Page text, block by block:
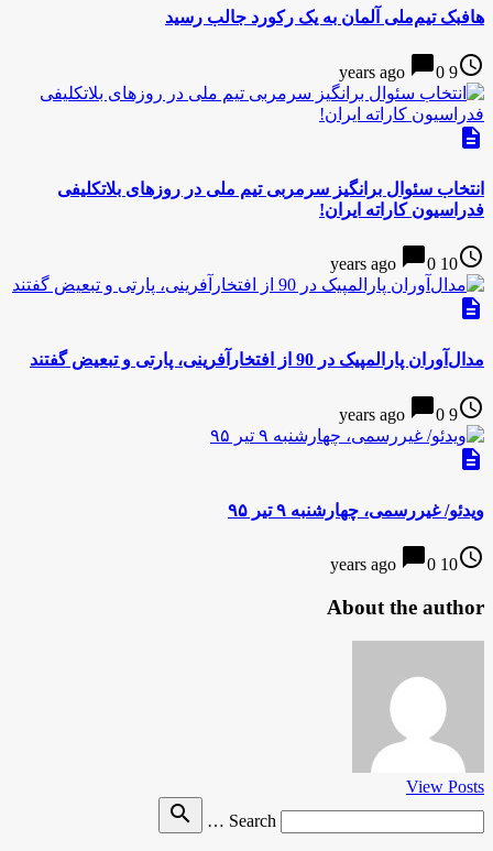
هافبک تیم‌ملی آلمان به یک رکورد جالب رسید
access_time
9 years ago
chat_bubble0
description
انتخاب سئوال برانگیز سرمربی تیم ملی در روزهای بلاتکلیفی
فدراسیون کاراته ایران!
access_time
10 years ago
chat_bubble0
description
مدال‌آوران پارالمپیک در 90 از افتخارآفرینی، پارتی و تبعیض گفتند
access_time
9 years ago
chat_bubble0
description
ویدئو/ غیررسمی، چهارشنبه ۹ تیر ۹۵
access_time
10 years ago
chat_bubble0
About the author
View Posts
Search …
search